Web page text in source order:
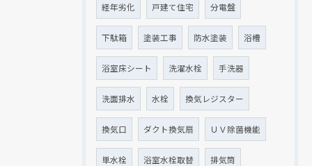
経年劣化 戸建て住宅 分電盤
下駄箱 塗装工事 防水塗装 浴槽
浴室床シート 洗濯水栓 手洗器
洗面排水 水栓 換気レジスター
換気口 ダクト換気扇 ＵＶ除菌機能
単水栓 浴室水栓取替 排気筒